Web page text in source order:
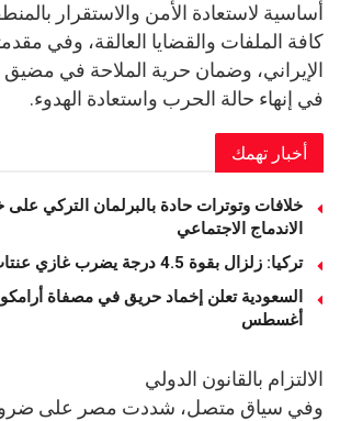
أساسية لاستعادة الأمن والاستقرار
كافة الملفات والقضايا العالقة، وفي
الإيراني، وضمان حرية الملاحة في
في إنهاء حالة الحرب واستعادة الهدوء.
أخبار تهمك
خلافات وتوترات حادة بالبرلمان التركي على
الاندماج الاجتماعي
تركيا: زلزال بقوة 4.5 درجة يضرب غازي عنتاب وشمال سوريا
أغسطس
الالتزام بالقانون الدولي
وفي سياق متصل، شددت مصر على